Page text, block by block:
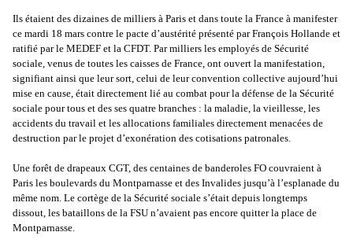
Ils étaient des dizaines de milliers à Paris et dans toute la France à manifester
ce mardi 18 mars contre le pacte d’austérité présenté par François Hollande et
ratifié par le MEDEF et la CFDT. Par milliers les employés de Sécurité
sociale, venus de toutes les caisses de France, ont ouvert la manifestation,
signifiant ainsi que leur sort, celui de leur convention collective aujourd’hui
mise en cause, était directement lié au combat pour la défense de la Sécurité
sociale pour tous et des ses quatre branches : la maladie, la vieillesse, les
accidents du travail et les allocations familiales directement menacées de
destruction par le projet d’exonération des cotisations patronales.
Une forêt de drapeaux CGT, des centaines de banderoles FO couvraient à
Paris les boulevards du Montparnasse et des Invalides jusqu’à l’esplanade du
même nom. Le cortège de la Sécurité sociale s’était depuis longtemps
dissout, les bataillons de la FSU n’avaient pas encore quitter la place de
Montparnasse.